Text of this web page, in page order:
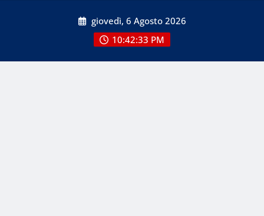
giovedì, 6 Agosto 2026
10:42:33 PM